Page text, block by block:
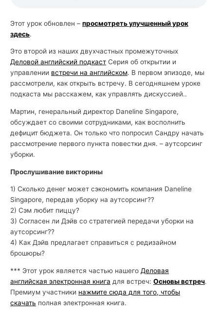
Этот урок обновлен –просмотреть улучшенный урок
здесь.
Это второй из наших двухчастных промежуточных
Деловой английский подкаст Серия об открытии и
управлении встречи на английском. В первом эпизоде, мы
рассмотрели, как открыть встречу. В сегодняшнем уроке
подкаста мы расскажем, как управлять дискуссией..
Мартин, генеральный директор Daneline Singapore,
обсуждает со своими сотрудниками, как восполнить
дефицит бюджета. Он только что попросил Сандру начать
рассмотрение первого пункта повестки дня. – аутсорсинг
уборки.
Прослушивание викторины
1) Сколько денег может сэкономить компания Daneline
Singapore, передав уборку на аутсорсинг??
2) Сэм любит пиццу?
3) Согласен ли Дэйв со стратегией передачи уборки на
аутсорсинг??
4) Как Дэйв предлагает справиться с редизайном
брошюры?
*** Этот урок является частью нашего Деловая
английская электронная книга для встреч:Основы встреч.
Премиум участники нажмите сюда для того, чтобы
скачать полная электронная книга.